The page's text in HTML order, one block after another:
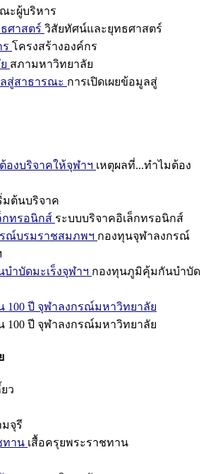
ะผู้บริหาร
ศาสตร์ วิสัยทัศน์และยุทธศาสตร์
ร โครงสร้างองค์กร
สภามหาวิทยาลัย
ลสู่สาธารณะ การเปิดเผยข้อมูลสู่
องบริจาคให้จุฬาฯ เหตุผลที่...ทำไมต้อง
มต้นบริจาค
กทรอนิกส์ ระบบบริจาคอิเล็กทรอนิกส์
ณ์บรมราชสมภพฯ กองทุนจุฬาลงกรณ์
ำบัดมะเร็งจุฬาฯ กองทุนภูมิคุ้มกันบำบัด
100 ปี จุฬาลงกรณ์มหาวิทยาลัย
100 ปี จุฬาลงกรณ์มหาวิทยาลัย
ว
จุรี
ทาน เสื้อครุยพระราชทาน